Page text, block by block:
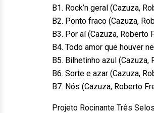
B1. Rock’n geral (Cazuza,
B2. Ponto fraco (Cazuza,
B3. Por aí (Cazuza, Roberto
B4. Todo amor que houver
B5. Bilhetinho azul (Cazuza,
B6. Sorte e azar (Cazuza,
B7. Nós (Cazuza, Roberto
Projeto Rocinante Três Selos